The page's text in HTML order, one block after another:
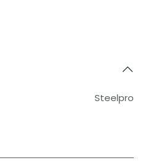
Steelpro